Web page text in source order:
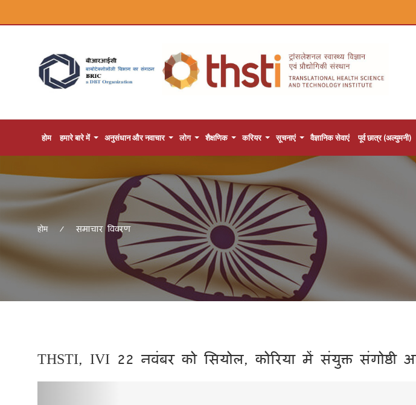
होम हमारे बारे में अनुसंधान और नवाचार लोग शैक्षणिक करियर सूचनाएं वैज्ञानिक सेवाएं पूर्व छात्र (अल्युमनी)
होम समाचार विवरण
THSTI, IVI 22 नवंबर को सियोल, कोरिया में संयुक्त